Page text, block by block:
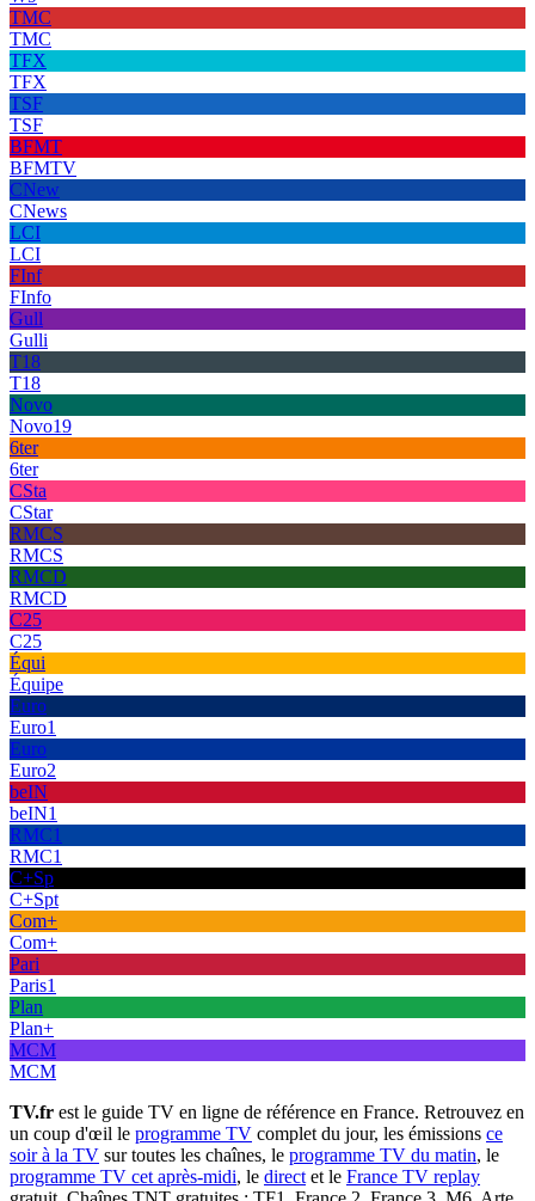
TMC
TMC
TFX
TFX
TSF
TSF
BFMT
BFMTV
CNew
CNews
LCI
LCI
FInf
FInfo
Gull
Gulli
T18
T18
Novo
Novo19
6ter
6ter
CSta
CStar
RMCS
RMCS
RMCD
RMCD
C25
C25
Équi
Équipe
Euro
Euro1
Euro
Euro2
beIN
beIN1
RMC1
RMC1
C+Sp
C+Spt
Com+
Com+
Pari
Paris1
Plan
Plan+
MCM
MCM
TV.fr est le guide TV en ligne de référence en France. Retrouvez en
un coup d'œil le programme TV complet du jour, les émissions ce
soir à la TV sur toutes les chaînes, le programme TV du matin, le
programme TV cet après-midi, le direct et le France TV replay